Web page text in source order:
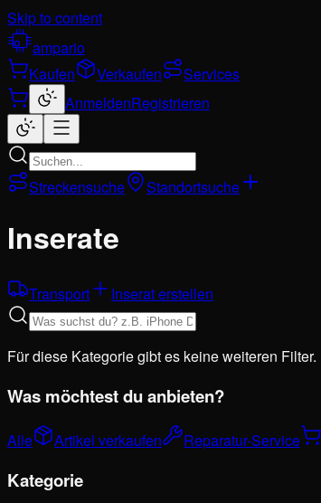
Skip to content
ampario
Kaufen
Verkaufen
Services
AnmeldenRegistrieren
Streckensuche Standortsuche
Inserate
Transport Inserat erstellen
Für diese Kategorie gibt es keine weiteren Filter.
Was möchtest du anbieten?
Alle Artikel verkaufen Reparatur-Service
Kategorie